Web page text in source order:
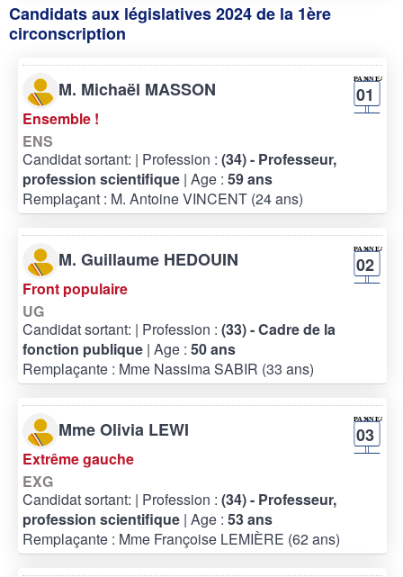
Candidats aux législatives 2024 de la 1ère
circonscription
M. Michaël MASSON 01
Ensemble !
ENS
Candidat sortant: | Profession : (34) - Professeur,
profession scientifique | Age : 59 ans
Remplaçant : M. Antoine VINCENT (24 ans)
M. Guillaume HEDOUIN 02
Front populaire
UG
Candidat sortant: | Profession : (33) - Cadre de la
fonction publique | Age : 50 ans
Remplaçante : Mme Nassima SABIR (33 ans)
Mme Olivia LEWI 03
Extrême gauche
EXG
Candidat sortant: | Profession : (34) - Professeur,
profession scientifique | Age : 53 ans
Remplaçante : Mme Françoise LEMIÈRE (62 ans)